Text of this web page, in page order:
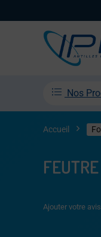
Nos
Accueil
Ajouter votre avis